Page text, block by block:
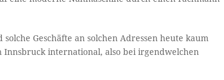
Geschäfte an solchen Adressen heute kaum
international, also bei irgendwelchen